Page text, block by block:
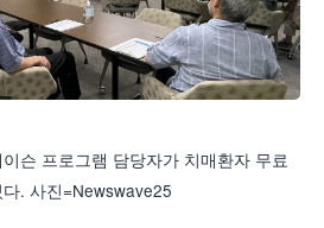
슨 프로그램 담당자가 치매환자 무료
. 사진=Newswave25